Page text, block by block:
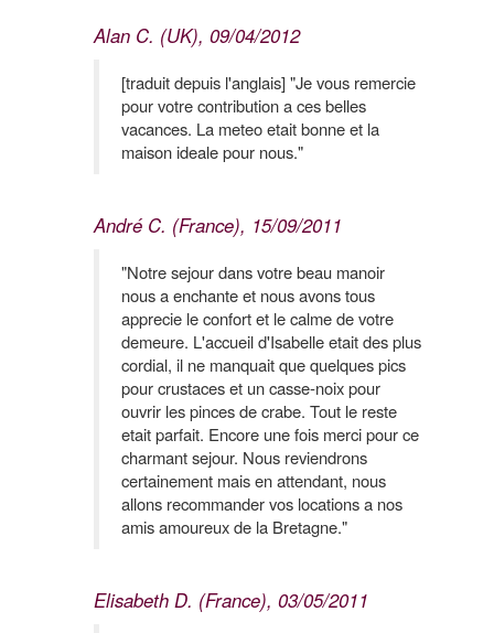
Alan C. (UK), 09/04/2012
[traduit depuis l'anglais] "Je vous remercie
pour votre contribution a ces belles
vacances. La meteo etait bonne et la
maison ideale pour nous."
André C. (France), 15/09/2011
"Notre sejour dans votre beau manoir
nous a enchante et nous avons tous
apprecie le confort et le calme de votre
demeure. L'accueil d'Isabelle etait des plus
cordial, il ne manquait que quelques pics
pour crustaces et un casse-noix pour
ouvrir les pinces de crabe. Tout le reste
etait parfait. Encore une fois merci pour ce
charmant sejour. Nous reviendrons
certainement mais en attendant, nous
allons recommander vos locations a nos
amis amoureux de la Bretagne."
Elisabeth D. (France), 03/05/2011